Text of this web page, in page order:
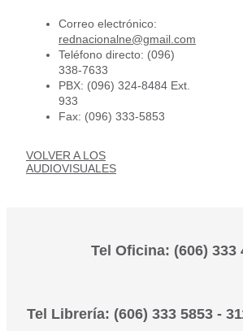
Correo electrónico:
rednacionalne@gmail.com
Teléfono directo: (096)
338-7633
PBX: (096) 324-8484 Ext.
933
Fax: (096) 333-5853
VOLVER A LOS
AUDIOVISUALES
Tel Oficina: (606) 333
Tel Librería: (606) 333 5853 -